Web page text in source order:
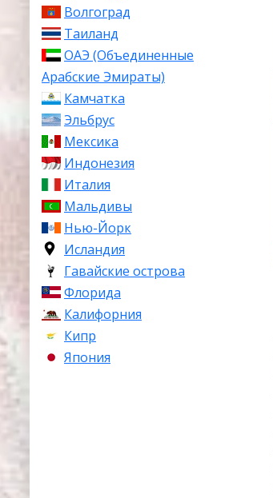
Волгоград
Таиланд
ОАЭ (Объединенные
Арабские Эмираты)
Камчатка
Эльбрус
Мексика
Индонезия
Италия
Мальдивы
Нью-Йорк
Исландия
Гавайские острова
Флорида
Калифорния
Кипр
Япония